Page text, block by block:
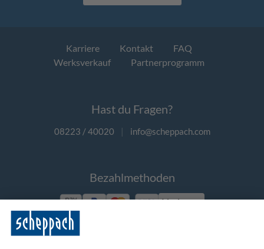
Karriere Kontakt
FAQ
Werksverkauf
Partnerprogramm
Hast du Fragen?
08223 / 40020 | info@scheppach.com
Bezahlmethoden
Vorkasse